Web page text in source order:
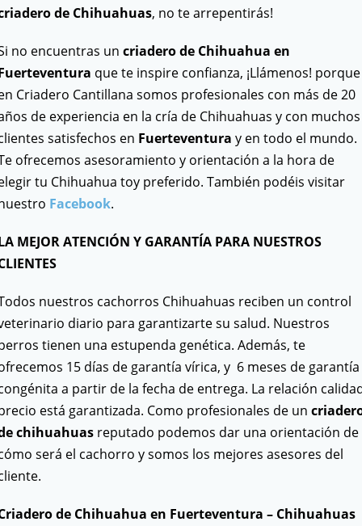
de Chihuahuas, no te arrepentirás!
no encuentras un criadero de Chihuahua en
que te inspire confianza, ¡Llámenos! porque
Criadero Cantillana somos profesionales con más de 20
de experiencia en la cría de Chihuahuas y con muchos
satisfechos en Fuerteventura y en todo el mundo.
ofrecemos asesoramiento y orientación a la hora de
tu Chihuahua toy preferido. También podéis visitar
Facebook.
MEJOR ATENCIÓN Y GARANTÍA PARA NUESTROS
nuestros cachorros Chihuahuas reciben un control
diario para garantizarte su salud. Nuestros
tienen una estupenda genética. Además, te
15 días de garantía vírica, y 6 meses de garantía
a partir de la fecha de entrega. La relación
está garantizada. Como profesionales de un
chihuahuasreputado podemos dar una orientación de
será el cachorro y somos los mejores asesores del
de Chihuahua en Fuerteventura – Chihuahuas